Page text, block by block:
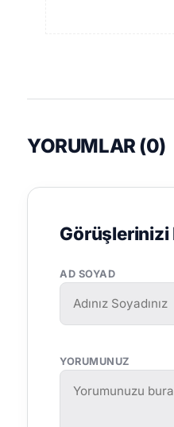
YORUMLAR (0)
Görüşlerinizi
AD SOYAD
YORUMUNUZ